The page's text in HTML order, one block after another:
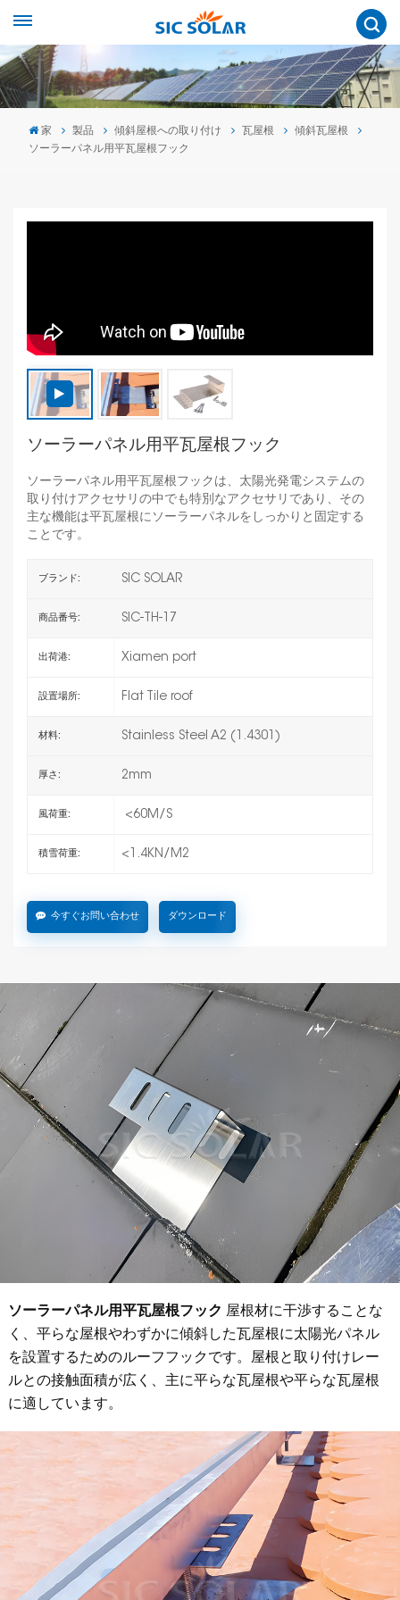
家 製品 傾斜屋根への取り付け 瓦屋根
傾斜瓦屋根
ソーラーパネル用平瓦屋根フック
ソーラーパネル用平瓦屋根フック
ソーラーパネル用平瓦屋根フックは、太陽光発電システムの
取り付けアクセサリの中でも特別なアクセサリであり、その
主な機能は平瓦屋根にソーラーパネルをしっかりと固定する
ことです。
ブランド: SIC SOLAR
商品番号: SIC-TH-17
出荷港: Xiamen port
設置場所: Flat Tile roof
材料: Stainless Steel A2 (1.4301)
厚さ: 2mm
風荷重: <60M/S
積雪荷重: <1.4KN/M2
今すぐお問い合わせ ダウンロード
ソーラーパネル用平瓦屋根フック 屋根材に干渉することな
く、平らな屋根やわずかに傾斜した瓦屋根に太陽光パネル
を設置するためのルーフフックです。屋根と取り付けレー
ルとの接触面積が広く、主に平らな瓦屋根や平らな瓦屋根
に適しています。